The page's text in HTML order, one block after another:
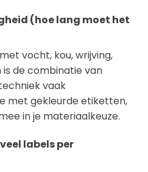
(hoe lang moet het
vocht, kou, wrijving,
is de combinatie van
vaak
met gekleurde etiketten,
in je materiaalkeuze.
labels per